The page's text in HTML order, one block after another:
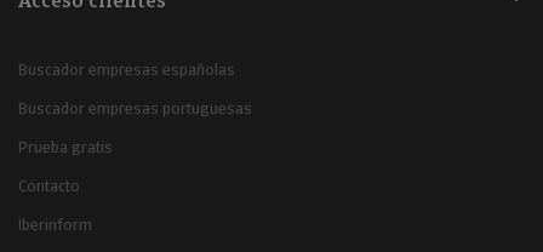
Buscador empresas españolas
Buscador empresas portuguesas
Prueba gratis
Contacto
Iberinform